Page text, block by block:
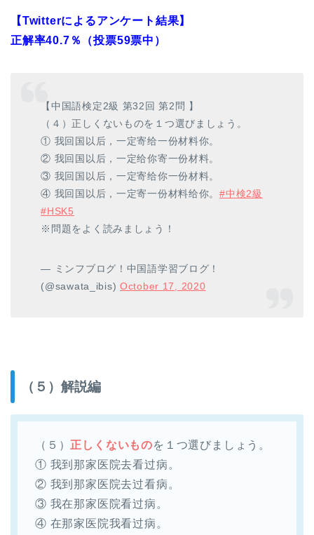
【Twitterによるアンケート結果】
正解率40.7％（投票59票中）
【中国語検定2級 第32回 第2問 】
（４）正しくないものを１つ選びましょう。
① 我回国以后，一定寄给一份材料你。
② 我回国以后，一定给你寄一份材料。
③ 我回国以后，一定寄给你一份材料。
④ 我回国以后，一定寄一份材料给你。#中検2級
#HSK5
※問題をよく読みましょう！
— ミンフブログ！中国語学習ブログ！
(@sawata_ibis) October 17, 2020
（５）解説編
（５） 正しくないものを１つ選びましょう。
① 我到那家医院去看过病。
② 我到那家医院去过看病。
③ 我在那家医院看过病。
④ 在那家医院我看过病。